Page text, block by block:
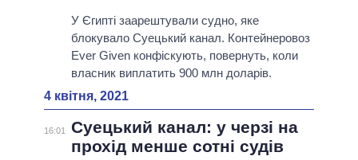
У Єгипті заарештували судно, яке
блокувало Суецький канал. Контейнеровоз
Ever Given конфіскують, повернуть, коли
власник виплатить 900 млн доларів.
4 квітня, 2021
16:01
Суецький канал: у черзі на
прохід менше сотні судів